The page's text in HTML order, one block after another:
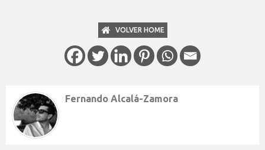
VOLVER HOME
Fernando Alcalá-Zamora